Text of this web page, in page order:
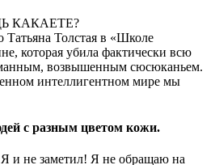
КАКАЕТЕ?
Татьяна Толстая в «Школе
которая убила фактически всю
возвышенным сюсюканьем.
интеллигентном мире мы
с разным цветом кожи.
и не заметил! Я не обращаю на